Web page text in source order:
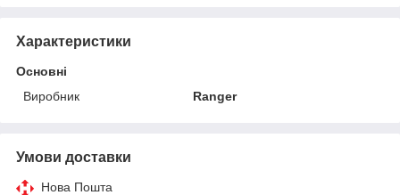
Характеристики
Основні
Виробник
Ranger
Умови доставки
Нова Пошта